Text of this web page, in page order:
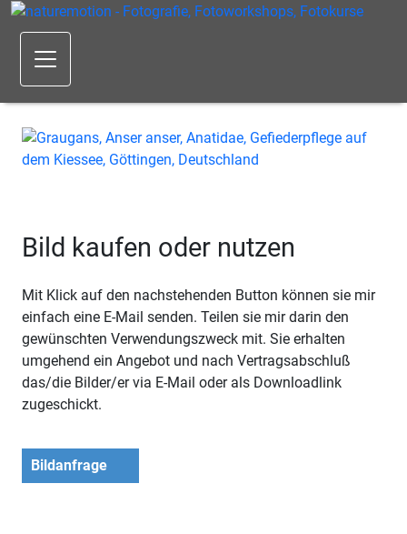
Bild kaufen oder nutzen
Mit Klick auf den nachstehenden Button können sie mir
einfach eine E-Mail senden. Teilen sie mir darin den
gewünschten Verwendungszweck mit. Sie erhalten
umgehend ein Angebot und nach Vertragsabschluß
das/die Bilder/er via E-Mail oder als Downloadlink
zugeschickt.
Bildanfrage